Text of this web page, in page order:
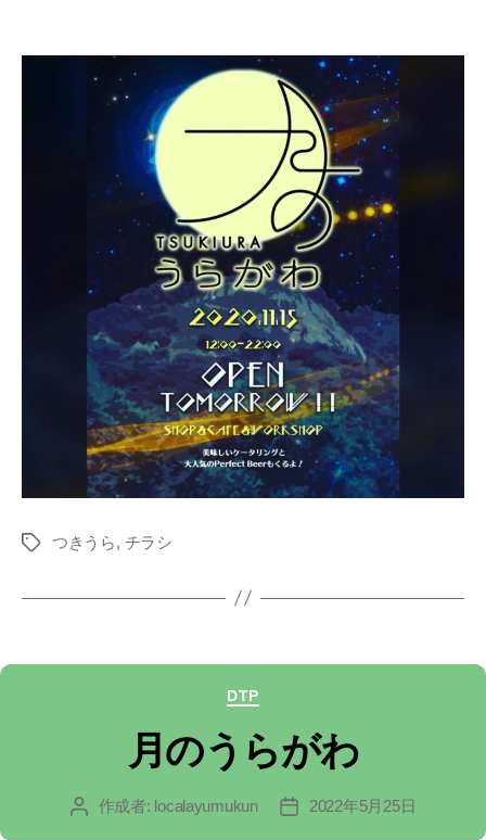
タ
つきうら, チラシ
カ
テ
ゴ
リ
DTP
月のうらがわ
投 作成者: localayumukun
投
2022年5月25日